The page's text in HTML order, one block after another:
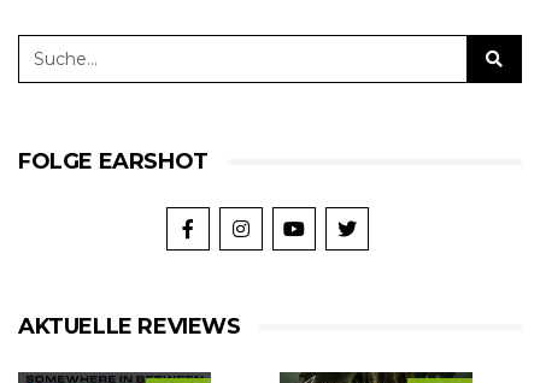
FOLGE EARSHOT
AKTUELLE REVIEWS